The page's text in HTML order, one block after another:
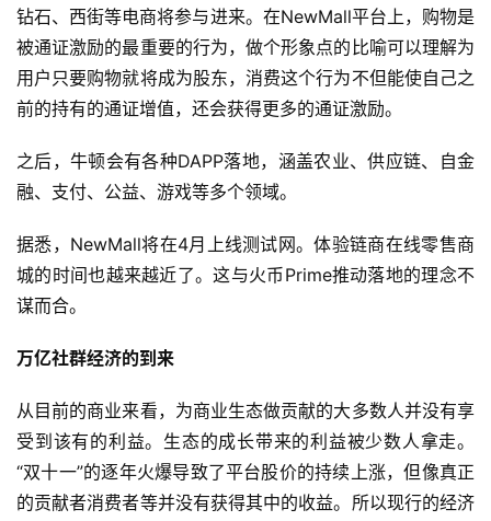
钻石、西街等电商将参与进来。在NewMall平台上，购物是
被通证激励的最重要的行为，做个形象点的比喻可以理解为
用户只要购物就将成为股东，消费这个行为不但能使自己之
前的持有的通证增值，还会获得更多的通证激励。
之后，牛顿会有各种DAPP落地，涵盖农业、供应链、自金
融、支付、公益、游戏等多个领域。
据悉，NewMall将在4月上线测试网。体验链商在线零售商
城的时间也越来越近了。这与火币Prime推动落地的理念不
谋而合。
万亿社群经济的到来
从目前的商业来看，为商业生态做贡献的大多数人并没有享
受到该有的利益。生态的成长带来的利益被少数人拿走。
“双十一”的逐年火爆导致了平台股价的持续上涨，但像真正
的贡献者消费者等并没有获得其中的收益。所以现行的经济